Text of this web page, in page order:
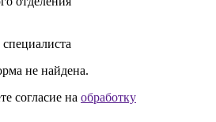
не найдена.
согласие на обработку